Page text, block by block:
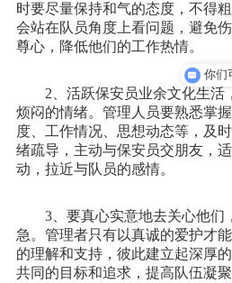
时要尽量保持和气的态度，不得
会站在队员角度上看问题，避免
尊心，降低他们的工作热情。
2、活跃保安员业余文化生活，
烦闷的情绪。管理人员要熟悉掌
度、工作情况、思想动态等，及
绪疏导，主动与保安员交朋友，
动，拉近与队员的感情。
3、要真心实意地去关心他们
急。管理者只有以真诚的爱护才
的理解和支持，彼此建立起深厚
共同的目标和追求，提高队伍凝